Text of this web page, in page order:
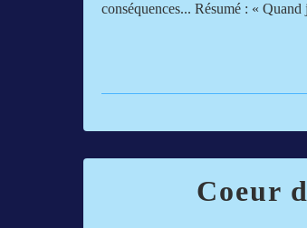
conséquences... Résumé : « Quand
Coeur